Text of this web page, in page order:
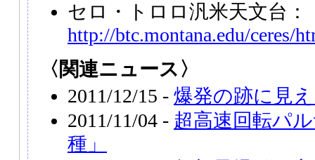
セロ・トロロ汎米天文台：
http://btc.montana.edu/ceres/
〈関連ニュース〉
2011/12/15 - 爆発の跡に見
2011/11/04 - 超高速回転パ
種」